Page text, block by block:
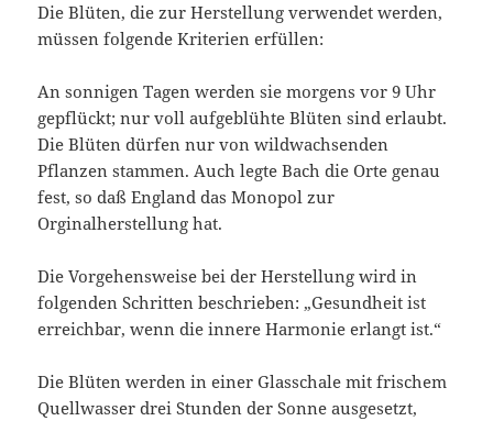
Die Blüten, die zur Herstellung verwendet werden,
müssen folgende Kriterien erfüllen:
An sonnigen Tagen werden sie morgens vor 9 Uhr
gepflückt; nur voll aufgeblühte Blüten sind erlaubt.
Die Blüten dürfen nur von wildwachsenden
Pflanzen stammen. Auch legte Bach die Orte genau
fest, so daß England das Monopol zur
Orginalherstellung hat.
Die Vorgehensweise bei der Herstellung wird in
folgenden Schritten beschrieben: „Gesundheit ist
erreichbar, wenn die innere Harmonie erlangt ist.“
Die Blüten werden in einer Glasschale mit frischem
Quellwasser drei Stunden der Sonne ausgesetzt,